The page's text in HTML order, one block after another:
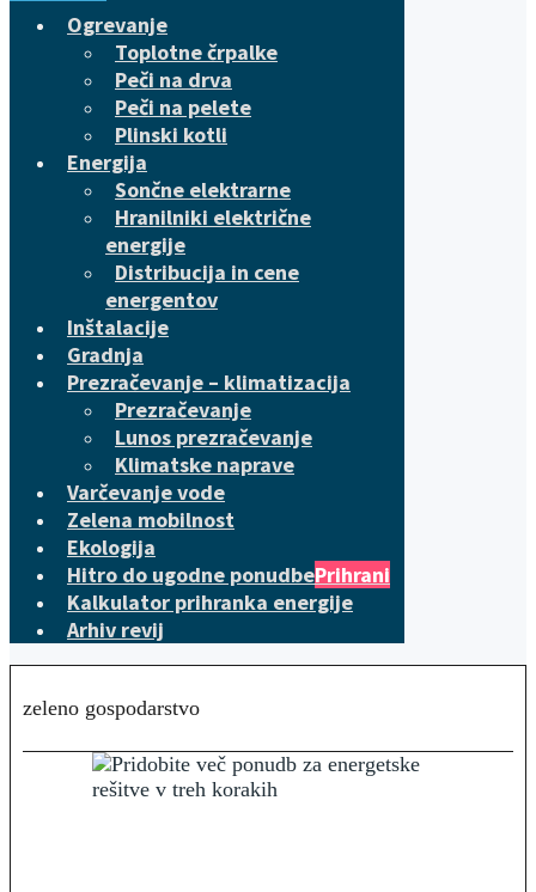
Ogrevanje
Toplotne črpalke
Peči na drva
Peči na pelete
Plinski kotli
Energija
Sončne elektrarne
Hranilniki električne
energije
Distribucija in cene
energentov
Inštalacije
Gradnja
Prezračevanje – klimatizacija
Prezračevanje
Lunos prezračevanje
Klimatske naprave
Varčevanje vode
Zelena mobilnost
Ekologija
Hitro do ugodne ponudbePrihrani
Kalkulator prihranka energije
Arhiv revij
zeleno gospodarstvo